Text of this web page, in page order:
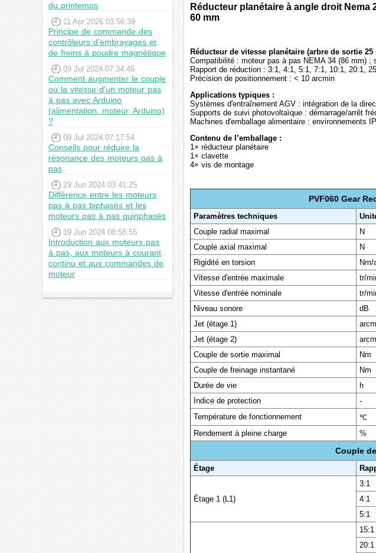
du printemps
11 Apr 2026 03:56:39
Principe de commande des
contrôleurs d’embrayages et
de freins à poudre magnétique
09 Jul 2024 07:34:46
Comment augmenter le couple
ou la vitesse d'un moteur pas
à pas avec Arduino
(alimentation, moteur, Arduino)
?
09 Jul 2024 07:17:54
Conseils pour réduire la
résonance des moteurs pas à
pas
29 Jun 2024 03:41:25
Différence entre les moteurs
pas à pas biphasés et les
moteurs pas à pas quinphasés
19 Jun 2024 08:58:55
Introduction aux moteurs pas
à pas, aux moteurs à courant
continu et aux commandes de
moteur
Réducteur planétaire à angle droit Nema
60 mm
Réducteur de vitesse planétaire (arbre de sortie 25
Compatibilité : moteur pas à pas NEMA 34 (86 mm) ;
Rapport de réduction : 3:1, 4:1, 5:1, 7:1, 10:1, 20:1,
Précision de positionnement : < 10 arcmin
Applications typiques :
Systèmes d'entraînement AGV : intégration de la
Supports de suivi photovoltaïque : démarrage/arrêt
Machines d'emballage alimentaire : environnements
Contenu de l’emballage :
1× réducteur planétaire
1× clavette
4× vis de montage
PVF060 Gear
Paramètres techniques
Couple radial maximal
N
Couple axial maximal
N
Rigidité en torsion
Nm/
Vitesse d'entrée maximale
tr/
Vitesse d'entrée nominale
tr/
Niveau sonore
dB
Jet (étage 1)
Jet (étage 2)
Couple de sortie maximal
Nm
Couple de freinage instantané
Nm
Durée de vie
h
Indice de protection
-
Température de fonctionnement
℃
Rendement à pleine charge
%
Couple
Étage
Étage 1 (L1)
3:1
4:1
5:1
15:1
20:1